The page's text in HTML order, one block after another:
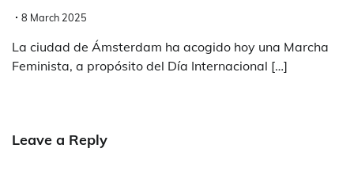
8 March 2025
La ciudad de Ámsterdam ha acogido hoy una Marcha
Feminista, a propósito del Día Internacional […]
Leave a Reply